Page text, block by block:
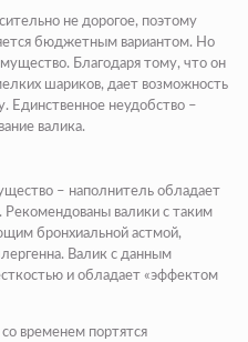
не дорогое, поэтому
бюджетным вариантом. Но
Благодаря тому, что он
шариков, дает возможность
Единственное неудобство –
валика.
– наполнитель обладает
валики с таким
бронхиальной астмой,
Валик с данным
и обладает «эффектом
временем портятся